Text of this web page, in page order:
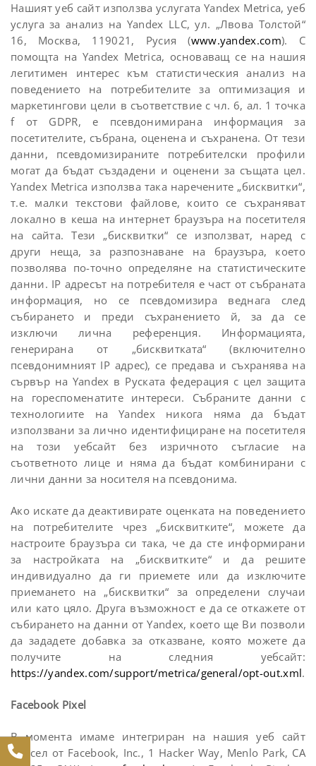
Нашият уеб сайт използва услугата Yandex Metrica, уеб
услуга за анализ на Yandex LLC, ул. „Лвова Толстой“
16, Москва, 119021, Русия (www.yandex.com). С
помощта на Yandex Metrica, основаващ се на нашия
легитимен интерес към статистическия анализ на
поведението на потребителите за оптимизация и
маркетингови цели в съответствие с чл. 6, ал. 1 точка
f от GDPR, е псевдонимирана информация за
посетителите, събрана, оценена и съхранена. От тези
данни, псевдомизираните потребителски профили
могат да бъдат създадени и оценени за същата цел.
Yandex Metrica използва така наречените „бисквитки“,
т.е. малки текстови файлове, които се съхраняват
локално в кеша на интернет браузъра на посетителя
на сайта. Тези „бисквитки“ се използват, наред с
други неща, за разпознаване на браузъра, което
позволява по-точно определяне на статистическите
данни. IP адресът на потребителя е част от събраната
информация, но се псевдомизира веднага след
събирането и преди съхранението й, за да се
изключи лична референция. Информацията,
генерирана от „бисквитката“ (включително
псевдонимният IP адрес), се предава и съхранява на
сървър на Yandex в Руската федерация с цел защита
на гореспоменатите интереси. Събраните данни с
технологиите на Yandex никога няма да бъдат
използвани за лично идентифициране на посетителя
на този уебсайт без изричното съгласие на
съответното лице и няма да бъдат комбинирани с
лични данни за носителя на псевдонима.
Ако искате да деактивирате оценката на поведението
на потребителите чрез „бисквитките“, можете да
настроите браузъра си така, че да сте информирани
за настройката на „бисквитките“ и да решите
индивидуално да ги приемете или да изключите
приемането на „бисквитки“ за определени случаи
или като цяло. Друга възможност е да се откажете от
събирането на данни от Yandex, което ще Ви позволи
да зададете добавка за отказване, която можете да
получите на следния уебсайт:
https://yandex.com/support/metrica/general/opt-out.xml.
Facebook Pixel
В момента имаме интегриран на нашия уеб сайт
пиксел от Facebook, Inc., 1 Hacker Way, Menlo Park, CA